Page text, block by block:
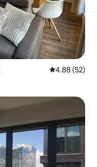
Calificación
4.88 (52)